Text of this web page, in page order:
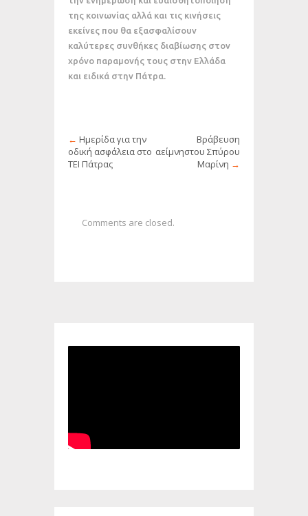
της κοινωνίας αλλά και τις κινήσεις
εκείνες που θα εξασφαλίσουν
καλύτερες συνθήκες διαβίωσης στον
χρόνο παραμονής τους στην Ελλάδα
και ειδικά στην Πάτρα.
← Ημερίδα για την
οδική ασφάλεια στο
ΤΕΙ Πάτρας
Βράβευση
αείμνηστου Σπύρου
Μαρίνη →
Comments are closed.